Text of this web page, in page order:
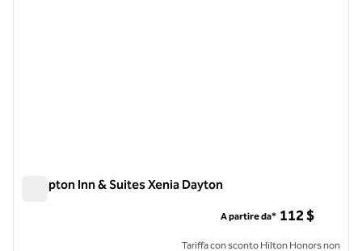
Hampton Inn & Suites Xenia Dayton
A partire da* 112 $
Tariffa con sconto Hilton Honors non